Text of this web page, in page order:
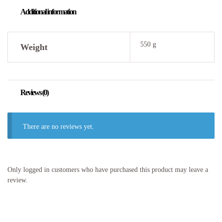
Additional information
Weight 550 g
Reviews (0)
There are no reviews yet.
Only logged in customers who have purchased this product may leave a
review.